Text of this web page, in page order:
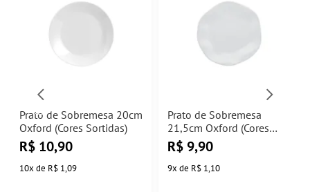
Prato de Sobremesa 20cm
Oxford (Cores Sortidas)
R$ 10,90
10x de R$ 1,09
Prato de Sobremesa
21,5cm Oxford (Cores
Sortidas)
R$ 9,90
9x de R$ 1,10